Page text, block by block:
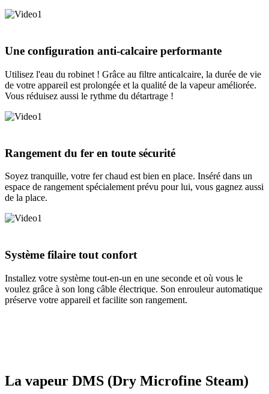
Une configuration anti-calcaire performante
Utilisez l'eau du robinet ! Grâce au filtre anticalcaire, la durée de vie
de votre appareil est prolongée et la qualité de la vapeur améliorée.
Vous réduisez aussi le rythme du détartrage !
Rangement du fer en toute sécurité
Soyez tranquille, votre fer chaud est bien en place. Inséré dans un
espace de rangement spécialement prévu pour lui, vous gagnez aussi
de la place.
Système filaire tout confort
Installez votre système tout-en-un en une seconde et où vous le
voulez grâce à son long câble électrique. Son enrouleur automatique
préserve votre appareil et facilite son rangement.
La vapeur DMS (Dry Microfine Steam)